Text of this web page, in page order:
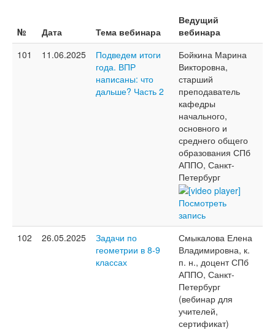
Учитель
№ Дата Тема вебинара
Ведущий
вебинара
101
11.06.2025
Подведем итоги
года. ВПР
написаны: что
дальше? Часть 2
Бойкина Марина
Викторовна,
старший
преподаватель
кафедры
начального,
основного и
среднего общего
образования СПб
АППО, Санкт-
Петербург
Посмотреть
запись
102
26.05.2025
Задачи по
геометрии в 8-9
классах
Смыкалова Елена
Владимировна, к.
п. н., доцент СПб
АППО, Санкт-
Петербург
(вебинар для
учителей,
сертификат)